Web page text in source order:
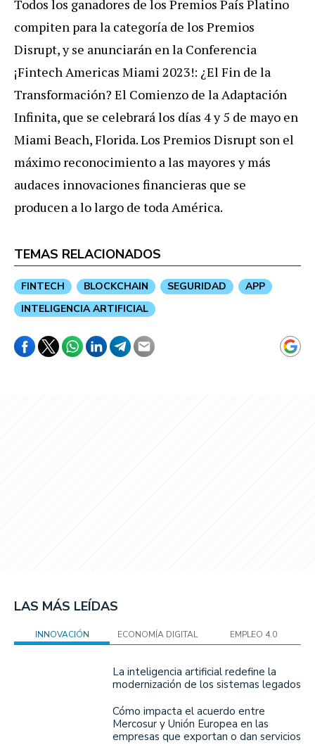
Todos los ganadores de los Premios País Platino
compiten para la categoría de los Premios
Disrupt, y se anunciarán en la Conferencia
¡Fintech Americas Miami 2023!: ¿El Fin de la
Transformación? El Comienzo de la Adaptación
Infinita, que se celebrará los días 4 y 5 de mayo en
Miami Beach, Florida. Los Premios Disrupt son el
máximo reconocimiento a las mayores y más
audaces innovaciones financieras que se
producen a lo largo de toda América.
TEMAS RELACIONADOS
FINTECH BLOCKCHAIN SEGURIDAD
APP
INTELIGENCIA ARTIFICIAL
LAS MÁS LEÍDAS
INNOVACIÓN ECONOMÍA DIGITAL EMPLEO 4.0
La inteligencia artificial redefine la
modernización de los sistemas legados
Cómo impacta el acuerdo entre
Mercosur y Unión Europea en las
empresas que exportan o dan servicios